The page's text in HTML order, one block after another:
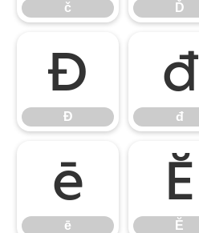
č Ď
Đ
Đ
đ
đ
ē
ē
Ĕ
Ĕ